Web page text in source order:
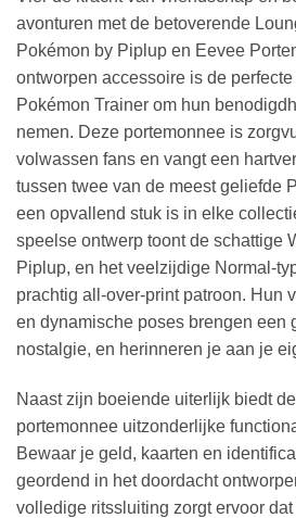
avonturen met de betoverende
Pokémon by Piplup en Eevee
ontworpen accessoire is de
Pokémon Trainer om hun
nemen. Deze portemonnee is
volwassen fans en vangt een
tussen twee van de meest geliefde
een opvallend stuk is in elke
speelse ontwerp toont de schattige
Piplup, en het veelzijdige Normal-
prachtig all-over-print patroon. Hun
en dynamische poses brengen een
nostalgie, en herinneren je aan je
Naast zijn boeiende uiterlijk biedt
portemonnee uitzonderlijke
Bewaar je geld, kaarten en
geordend in het doordacht
volledige ritssluiting zorgt ervoor